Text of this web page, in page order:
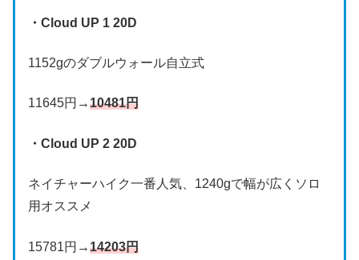
・Cloud UP 1 20D
1152gのダブルウォール自立式
11645円→10481円
・Cloud UP 2 20D
ネイチャーハイク一番人気、1240gで幅が広くソロ
用オススメ
15781円→14203円